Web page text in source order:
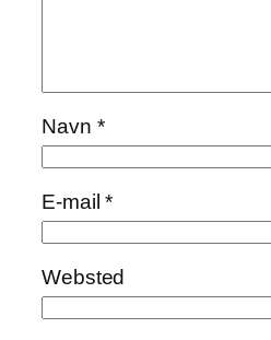
Navn *
E-mail*
Websted